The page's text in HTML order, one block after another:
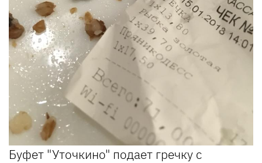
Буфет "Уточкино" подает гречку с